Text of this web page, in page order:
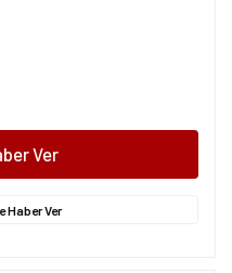
Ver
Haber Ver